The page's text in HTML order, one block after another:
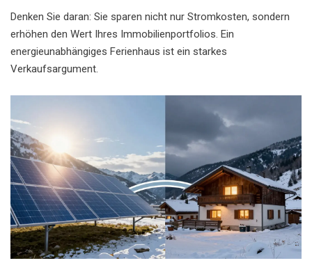
Denken Sie daran: Sie sparen nicht nur Stromkosten, sondern
erhöhen den Wert Ihres Immobilienportfolios. Ein
energieunabhängiges Ferienhaus ist ein starkes
Verkaufsargument.